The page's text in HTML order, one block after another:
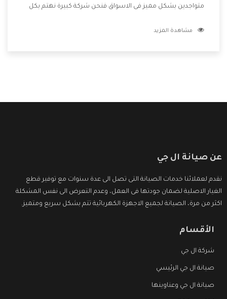
متواجدين بشكل مميز فى الاسواق فنحن شركة كبيرة نهتم بكل
الشركة بها والتى تكون منها خدمة الصيانة التى تكون من أهم
مشاهدة المزيد
عن صيانة ال جي
نقدم لعملائنا خدمات الصيانة التى تصل الى عدة سنوات مع توفير قطع
الغيار الاصلية لضمان جودتها فى العمل، وعدم التعرض الى نفس المشكلة
اكثر من مرة، الصيانة لجميع الاجهزة الكهربائية تتم بشكل سريع ومتميز.
الأقسام
شركة ال جي
صيانة ال جي الرئيسي
صيانة ال جي وعناوينها